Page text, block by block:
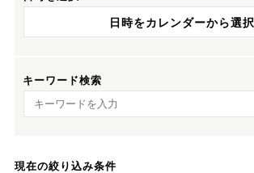
日時をカレンダーから選択
キーワード検索
キーワード検索
現在の絞り込み条件